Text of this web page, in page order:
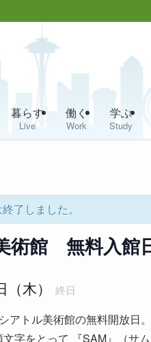
暮らす
Live
働く
Work
学ぶ
Study
了しました。
術館 無料入館
木） 終日
アトル美術館の無料開放日
字をとって 『SAM』（サ